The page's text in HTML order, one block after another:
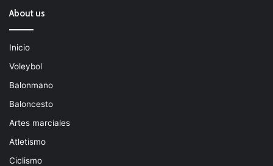
About us
Inicio
Voleybol
Balonmano
Baloncesto
Artes marciales
Atletismo
Ciclismo